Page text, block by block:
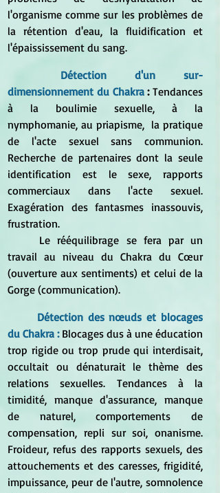
l'organisme comme sur les problèmes de
la rétention d'eau, la fluidification et
l'épaississement du sang.
Détection d'un sur-
dimensionnement du Chakra : Tendances
à la boulimie sexuelle, à la
nymphomanie, au priapisme,  la pratique
de l'acte sexuel sans communion.
Recherche de partenaires dont la seule
identification est le sexe, rapports
commerciaux dans l'acte sexuel.
Exagération des fantasmes inassouvis,
frustration.
travail au niveau du Chakra du Cœur
(ouverture aux sentiments) et celui de la
Gorge (communication).
Détection des nœuds et blocages
du Chakra : Blocages dus à une éducation
trop rigide ou trop prude qui interdisait,
occultait ou dénaturait le thème des
relations sexuelles. Tendances à la
timidité, manque d'assurance, manque
de naturel, comportements de
compensation, repli sur soi, onanisme.
Froideur, refus des rapports sexuels, des
attouchements et des caresses, frigidité,
impuissance, peur de l'autre, somnolence